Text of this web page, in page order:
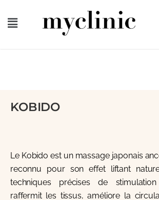
KOBIDO
Le Kobido est un massage japonais
reconnu pour son effet liftant
techniques précises de
raffermit les tissus, améliore la